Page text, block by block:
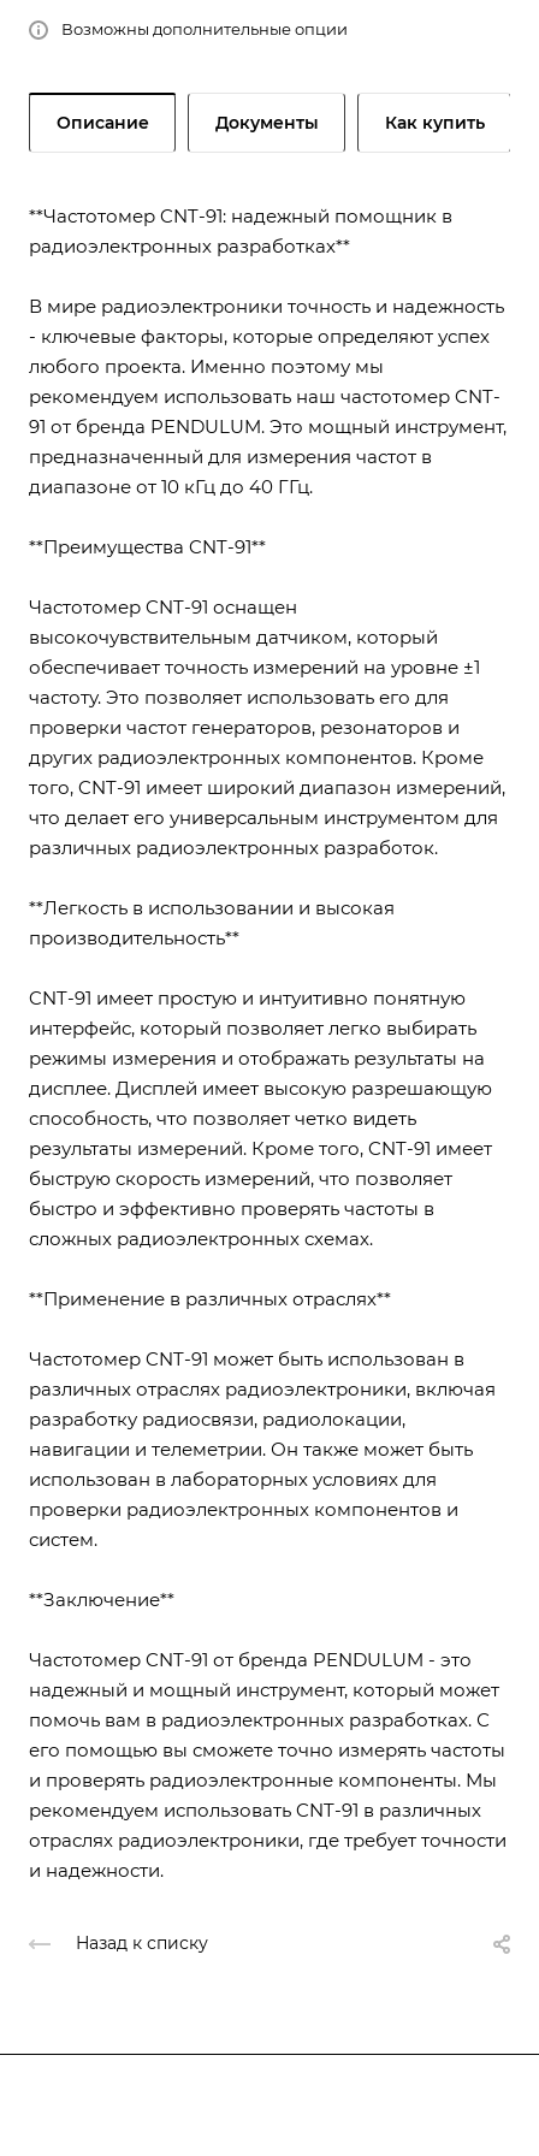
Возможны дополнительные опции
Описание Документы Как купить
**Частотомер CNT-91: надежный помощник в
радиоэлектронных разработках**
В мире радиоэлектроники точность и надежность
- ключевые факторы, которые определяют успех
любого проекта. Именно поэтому мы
рекомендуем использовать наш частотомер CNT-
91 от бренда PENDULUM. Это мощный инструмент,
предназначенный для измерения частот в
диапазоне от 10 кГц до 40 ГГц.
**Преимущества CNT-91**
Частотомер CNT-91 оснащен
высокочувствительным датчиком, который
обеспечивает точность измерений на уровне ±1
частоту. Это позволяет использовать его для
проверки частот генераторов, резонаторов и
других радиоэлектронных компонентов. Кроме
того, CNT-91 имеет широкий диапазон измерений,
что делает его универсальным инструментом для
различных радиоэлектронных разработок.
**Легкость в использовании и высокая
производительность**
CNT-91 имеет простую и интуитивно понятную
интерфейс, который позволяет легко выбирать
режимы измерения и отображать результаты на
дисплее. Дисплей имеет высокую разрешающую
способность, что позволяет четко видеть
результаты измерений. Кроме того, CNT-91 имеет
быструю скорость измерений, что позволяет
быстро и эффективно проверять частоты в
сложных радиоэлектронных схемах.
**Применение в различных отраслях**
Частотомер CNT-91 может быть использован в
различных отраслях радиоэлектроники, включая
разработку радиосвязи, радиолокации,
навигации и телеметрии. Он также может быть
использован в лабораторных условиях для
проверки радиоэлектронных компонентов и
систем.
**Заключение**
Частотомер CNT-91 от бренда PENDULUM - это
надежный и мощный инструмент, который может
помочь вам в радиоэлектронных разработках. С
его помощью вы сможете точно измерять частоты
и проверять радиоэлектронные компоненты. Мы
рекомендуем использовать CNT-91 в различных
отраслях радиоэлектроники, где требует точности
и надежности.
Назад к списку